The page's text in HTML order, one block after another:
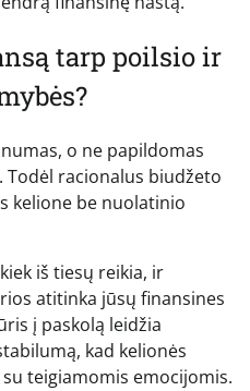
tarp poilsio ir
o ne papildomas
racionalus biudžeto
kelione be nuolatinio
iš tiesų reikia, ir
atitinka jūsų finansines
į paskolą leidžia
kad kelionės
teigiamomis emocijomis.